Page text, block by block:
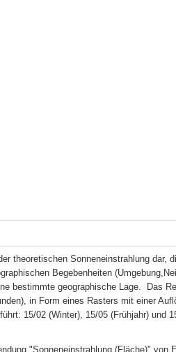
theoretischen Sonneneinstrahlung dar,
Begebenheiten
bestimmte geographische Lage.  Das
in Form eines Rasters mit einer
15/02 (Winter), 15/05 (Frühjahr) und
"Sonneneinstrahlung (Fläche)" von